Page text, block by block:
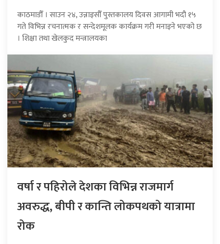
काठमाडौँ । साउन २४, उन्नाइसौँ पुस्तकालय दिवस आगामी भदौ १५
गते विभिन्न रचनात्मक र सन्देशमूलक कार्यक्रम गरी मनाइने भएको छ
। शिक्षा तथा खेलकुद मन्त्रालयका
वर्षा र पहिरोले देशका विभिन्न राजमार्ग
अवरुद्ध, बीपी र कान्ति लोकपथको यात्रामा
रोक